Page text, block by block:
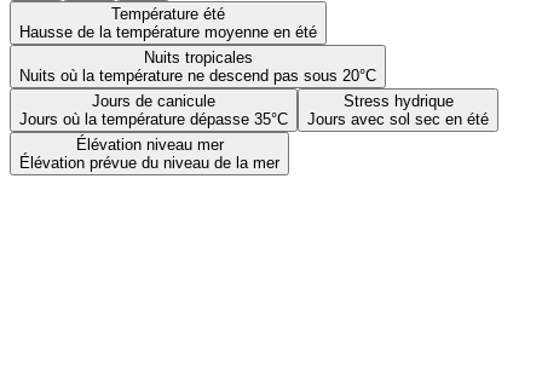
Température été
Hausse de la température moyenne en été
Nuits tropicales
Nuits où la température ne descend pas sous 20°C
Jours de canicule
Jours où la température dépasse 35°C
Stress hydrique
Jours avec sol sec en été
Élévation niveau mer
Élévation prévue du niveau de la mer